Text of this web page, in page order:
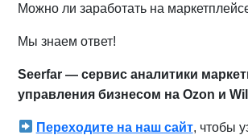
Можно ли заработать на
Мы знаем ответ!
Seerfar — сервис аналитики
управления бизнесом на Ozon и
Переходите на наш сайт, чтобы